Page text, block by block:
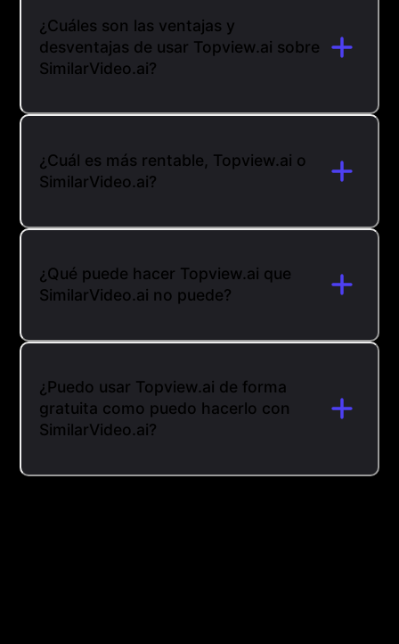
¿Cuáles son las ventajas y
desventajas de usar Topview.ai sobre
SimilarVideo.ai?
¿Cuál es más rentable, Topview.ai o
SimilarVideo.ai?
¿Qué puede hacer Topview.ai que
SimilarVideo.ai no puede?
¿Puedo usar Topview.ai de forma
gratuita como puedo hacerlo con
SimilarVideo.ai?